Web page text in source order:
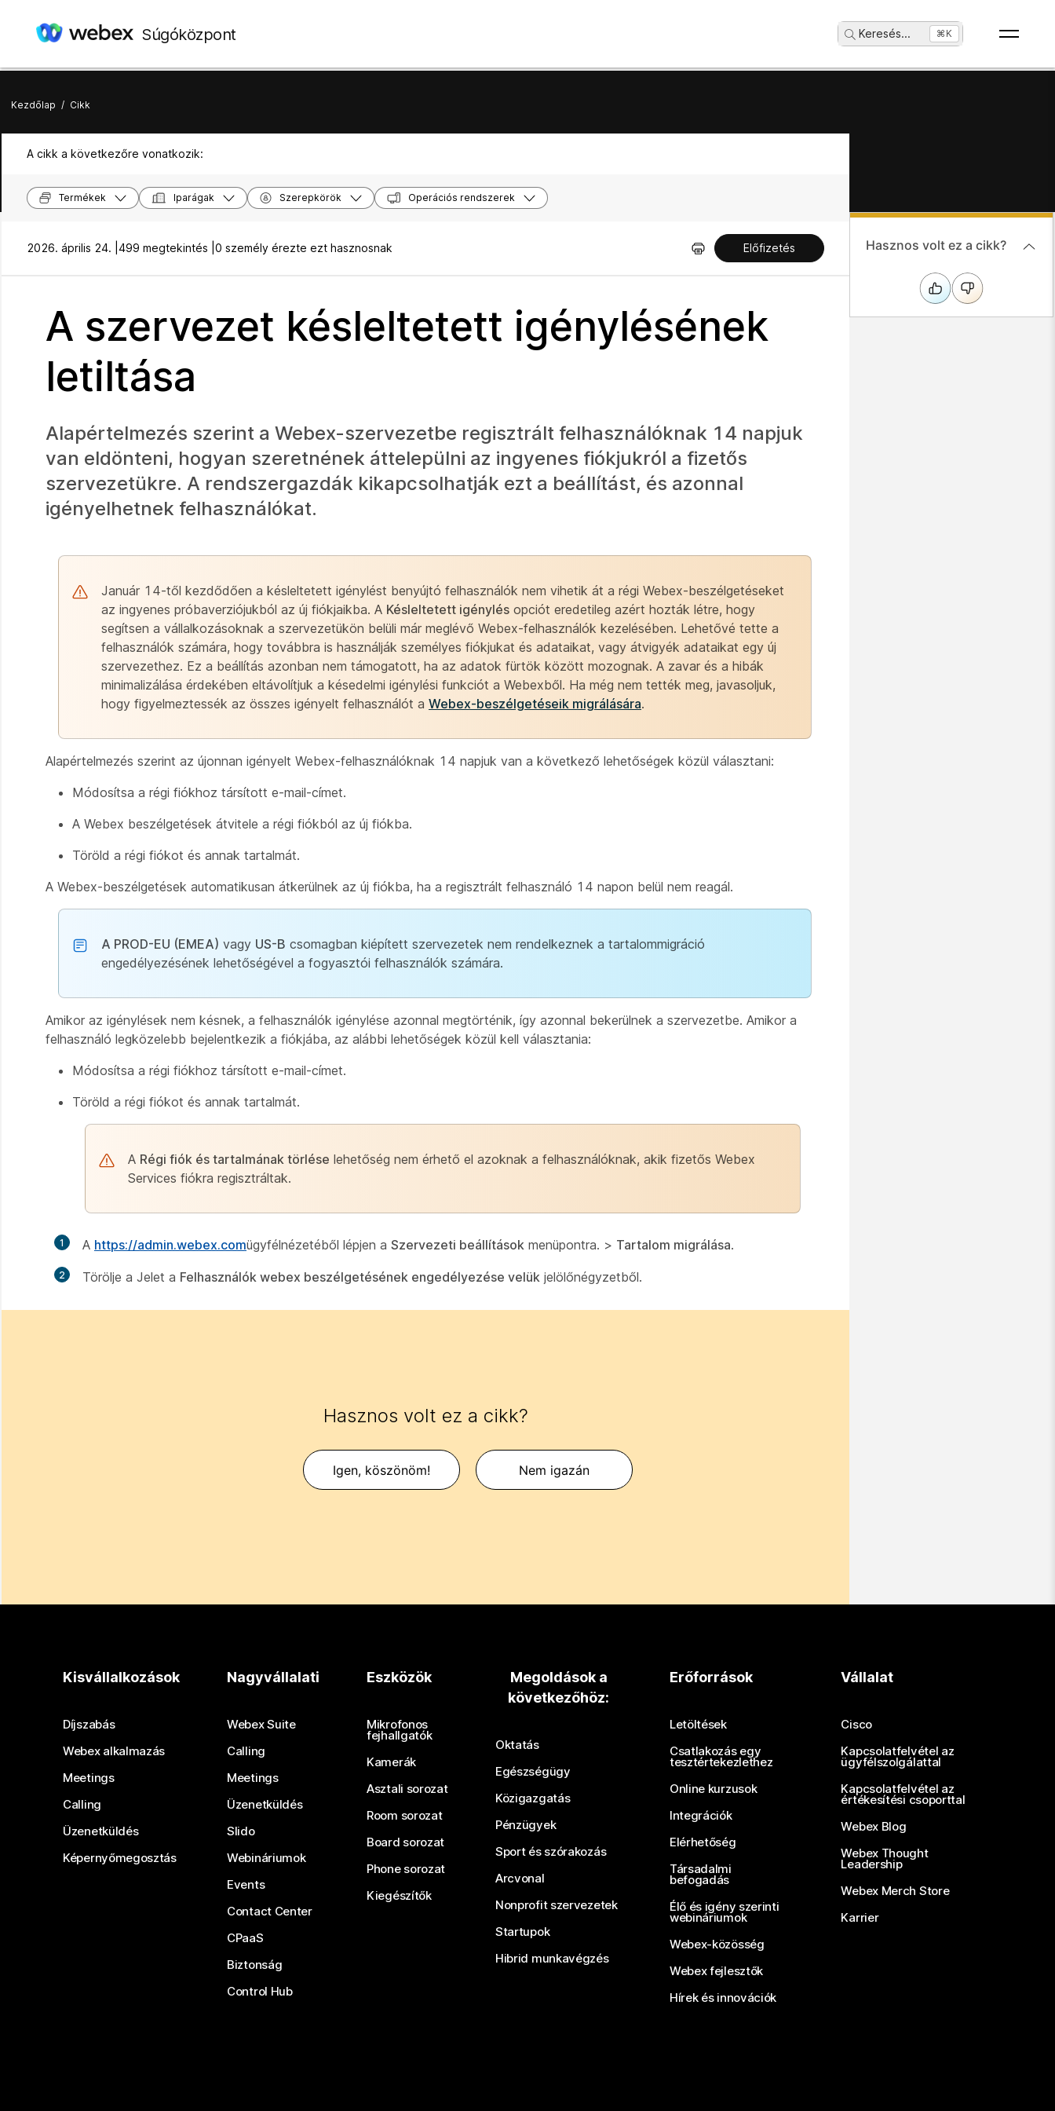
Súgóközpont Keresés... ⌘K
Kezdőlap / Cikk
A cikk a következőre vonatkozik:
Termékek Iparágak Szerepkörök Operációs rendszerek
2026. április 24. | 499 megtekintés | 0 személy érezte ezt hasznosnak Előfizetés
A szervezet késleltetett igénylésének
letiltása
Alapértelmezés szerint a Webex-szervezetbe regisztrált felhasználóknak 14 napjuk
van eldönteni, hogyan szeretnének áttelepülni az ingyenes fiókjukról a fizetős
szervezetükre. A rendszergazdák kikapcsolhatják ezt a beállítást, és azonnal
igényelhetnek felhasználókat.
Január 14-től kezdődően a késleltetett igénylést benyújtó felhasználók nem vihetik át a régi Webex-beszélgetéseket
az ingyenes próbaverziójukból az új fiókjaikba. A Késleltetett igénylés opciót eredetileg azért hozták létre, hogy
segítsen a vállalkozásoknak a szervezetükön belüli már meglévő Webex-felhasználók kezelésében. Lehetővé tette a
felhasználók számára, hogy továbbra is használják személyes fiókjukat és adataikat, vagy átvigyék adataikat egy új
szervezethez. Ez a beállítás azonban nem támogatott, ha az adatok fürtök között mozognak. A zavar és a hibák
minimalizálása érdekében eltávolítjuk a késedelmi igénylési funkciót a Webexből. Ha még nem tették meg, javasoljuk,
hogy figyelmeztessék az összes igényelt felhasználót a Webex-beszélgetéseik migrálására.
Alapértelmezés szerint az újonnan igényelt Webex-felhasználóknak 14 napjuk van a következő lehetőségek közül választani:
Módosítsa a régi fiókhoz társított e-mail-címet.
A Webex beszélgetések átvitele a régi fiókból az új fiókba.
Töröld a régi fiókot és annak tartalmát.
A Webex-beszélgetések automatikusan átkerülnek az új fiókba, ha a regisztrált felhasználó 14 napon belül nem reagál.
A PROD-EU (EMEA) vagy US-B csomagban kiépített szervezetek nem rendelkeznek a tartalommigráció
engedélyezésének lehetőségével a fogyasztói felhasználók számára.
Amikor az igénylések nem késnek, a felhasználók igénylése azonnal megtörténik, így azonnal bekerülnek a szervezetbe. Amikor a
felhasználó legközelebb bejelentkezik a fiókjába, az alábbi lehetőségek közül kell választania:
Módosítsa a régi fiókhoz társított e-mail-címet.
Töröld a régi fiókot és annak tartalmát.
A Régi fiók és tartalmának törlése lehetőség nem érhető el azoknak a felhasználóknak, akik fizetős Webex
Services fiókra regisztráltak.
1 A https://admin.webex.comügyfélnézetéből lépjen a Szervezeti beállítások menüpontra. > Tartalom migrálása.
2 Törölje a Jelet a Felhasználók webex beszélgetésének engedélyezése velük jelölőnégyzetből.
Hasznos volt ez a cikk?
Igen, köszönöm! Nem igazán
Hasznos volt ez a cikk?
Kisvállalkozások
Díjszabás
Webex alkalmazás
Meetings
Calling
Üzenetküldés
Képernyőmegosztás
Nagyvállalati
Webex Suite
Calling
Meetings
Üzenetküldés
Slido
Webináriumok
Events
Contact Center
CPaaS
Biztonság
Control Hub
Eszközök
Mikrofonos
fejhallgatók
Kamerák
Asztali sorozat
Room sorozat
Board sorozat
Phone sorozat
Kiegészítők
Megoldások a
következőhöz:
Oktatás
Egészségügy
Közigazgatás
Pénzügyek
Sport és szórakozás
Arcvonal
Nonprofit szervezetek
Startupok
Hibrid munkavégzés
Erőforrások
Letöltések
Csatlakozás egy
tesztértekezlethez
Online kurzusok
Integrációk
Elérhetőség
Társadalmi
befogadás
Élő és igény szerinti
webináriumok
Webex-közösség
Webex fejlesztők
Hírek és innovációk
Vállalat
Cisco
Kapcsolatfelvétel az
ügyfélszolgálattal
Kapcsolatfelvétel az
értékesítési csoporttal
Webex Blog
Webex Thought
Leadership
Webex Merch Store
Karrier